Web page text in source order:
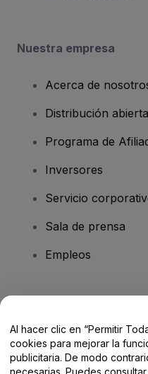
Nuestra empresa
Acerca de
Distribución abierta
Programa de
Inversores
Servicio
Sala de prensa
Empleos
Centro de Ayuda /
Al hacer clic en “Permitir
cookies para mejorar la
publicitaria. De modo
necesarias. Puedes